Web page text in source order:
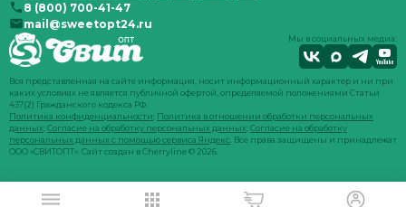
8 (800) 700-41-47
mail@sweetopt24.ru
Мы в социальных медиа:
Вся представленная на сайте информация, носит информационный характер и ни при
каких условиях не является публичной офертой, определяемой положениями Статьи
437(2) Гражданского кодекса РФ.
Политика конфиденциальности; Политика в отношении обработки персональных
данных; Согласие на обработку персональных данных; Согласие на обработку
персональных данных с помощью сервиса Яндекс . Все права защищены и принадлежат
ООО «СВИТОПТ». Сайт создан вCherryline© 2026.